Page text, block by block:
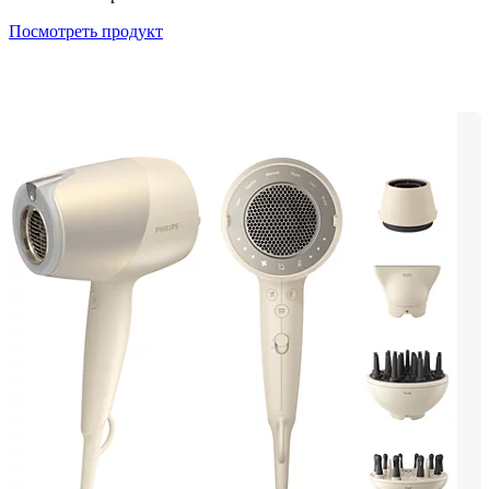
Посмотреть продукт